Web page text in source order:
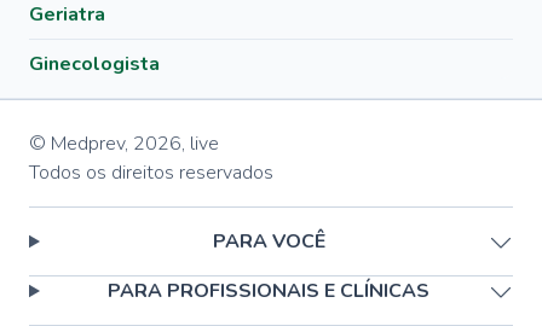
Geriatra
Ginecologista
© Medprev, 2026, live
Todos os direitos reservados
PARA VOCÊ
PARA PROFISSIONAIS E CLÍNICAS